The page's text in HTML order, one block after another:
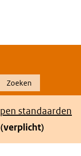
Zoeken
standaarden